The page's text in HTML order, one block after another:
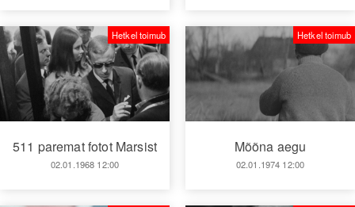
511 paremat fotot Marsist
02.01.1968 12:00
Hetkel toimub
Mõõna aegu
02.01.1974 12:00
Hetkel toimub